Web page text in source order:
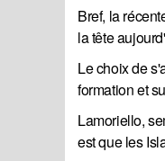
Bref, la
la tête
Le choix de
formation et
Lamoriello,
est que les